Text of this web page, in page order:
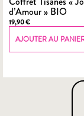
d’Amour » BIO
19,90€
AJOUTER AU